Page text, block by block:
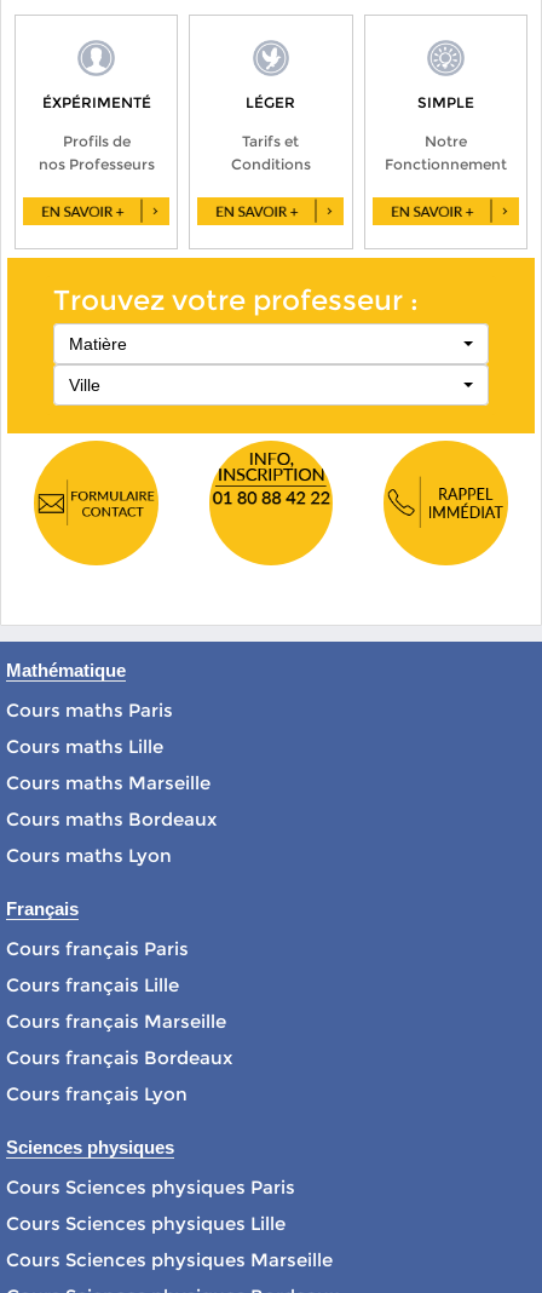
ÉXPÉRIMENTÉ
Profils de
nos Professeurs
LÉGER
Tarifs et
Conditions
SIMPLE
Notre
Fonctionnement
Trouvez votre professeur :
Matière
Ville
Mathématique
Cours maths Paris
Cours maths Lille
Cours maths Marseille
Cours maths Bordeaux
Cours maths Lyon
Français
Cours français Paris
Cours français Lille
Cours français Marseille
Cours français Bordeaux
Cours français Lyon
Sciences physiques
Cours Sciences physiques Paris
Cours Sciences physiques Lille
Cours Sciences physiques Marseille